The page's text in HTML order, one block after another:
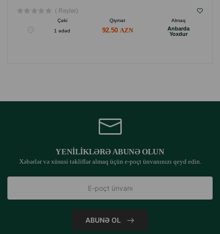
( Rəylər)
Çəki Qiymət
Almaq
1 ədəd
92.50
Anbarda
Yoxdur
YENILIKLƏRƏ ABUNƏ OLUN
Xəbərlər və xüsusi təkliflər almaq üçün e-poçt ünvanınızı qeyd edin.
ABUNƏ OL